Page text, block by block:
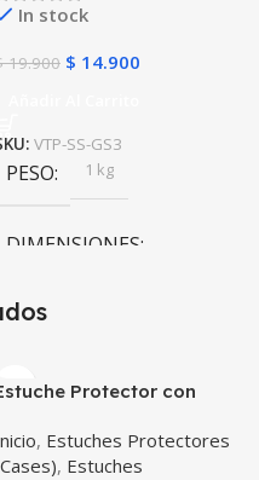
In stock
19.900 $ 14.900
VTP-SS-GS3
PESO 1 kg
DIMENSIONES
10 × 10 × 10 cm
Protector con
Samsung Galaxy
A8 10.5 2021 – 2022
, Estuches Protectores
, Estuches